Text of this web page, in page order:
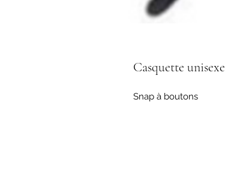
Casquette unisexe
Snap à boutons